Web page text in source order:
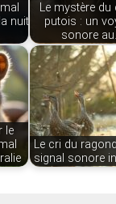
nuit
Le mystère du
putois : un
sonore
le
Le cri du
signal sonore